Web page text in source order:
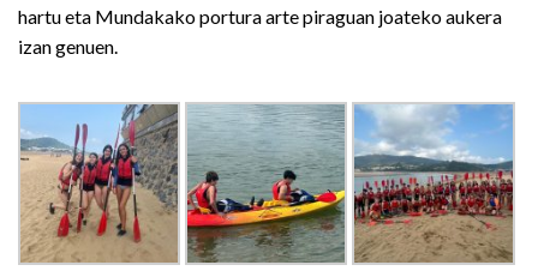
hartu eta Mundakako portura arte piraguan joateko aukera
izan genuen.